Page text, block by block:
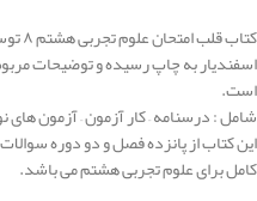
اسفندیار به چاپ رسیده و توضیحات
است.
شامل : درسنامه – کار آزمون – آزمون
این کتاب از پانزده فصل و دو دوره
کامل برای علوم تجربی هشتم می باشد.